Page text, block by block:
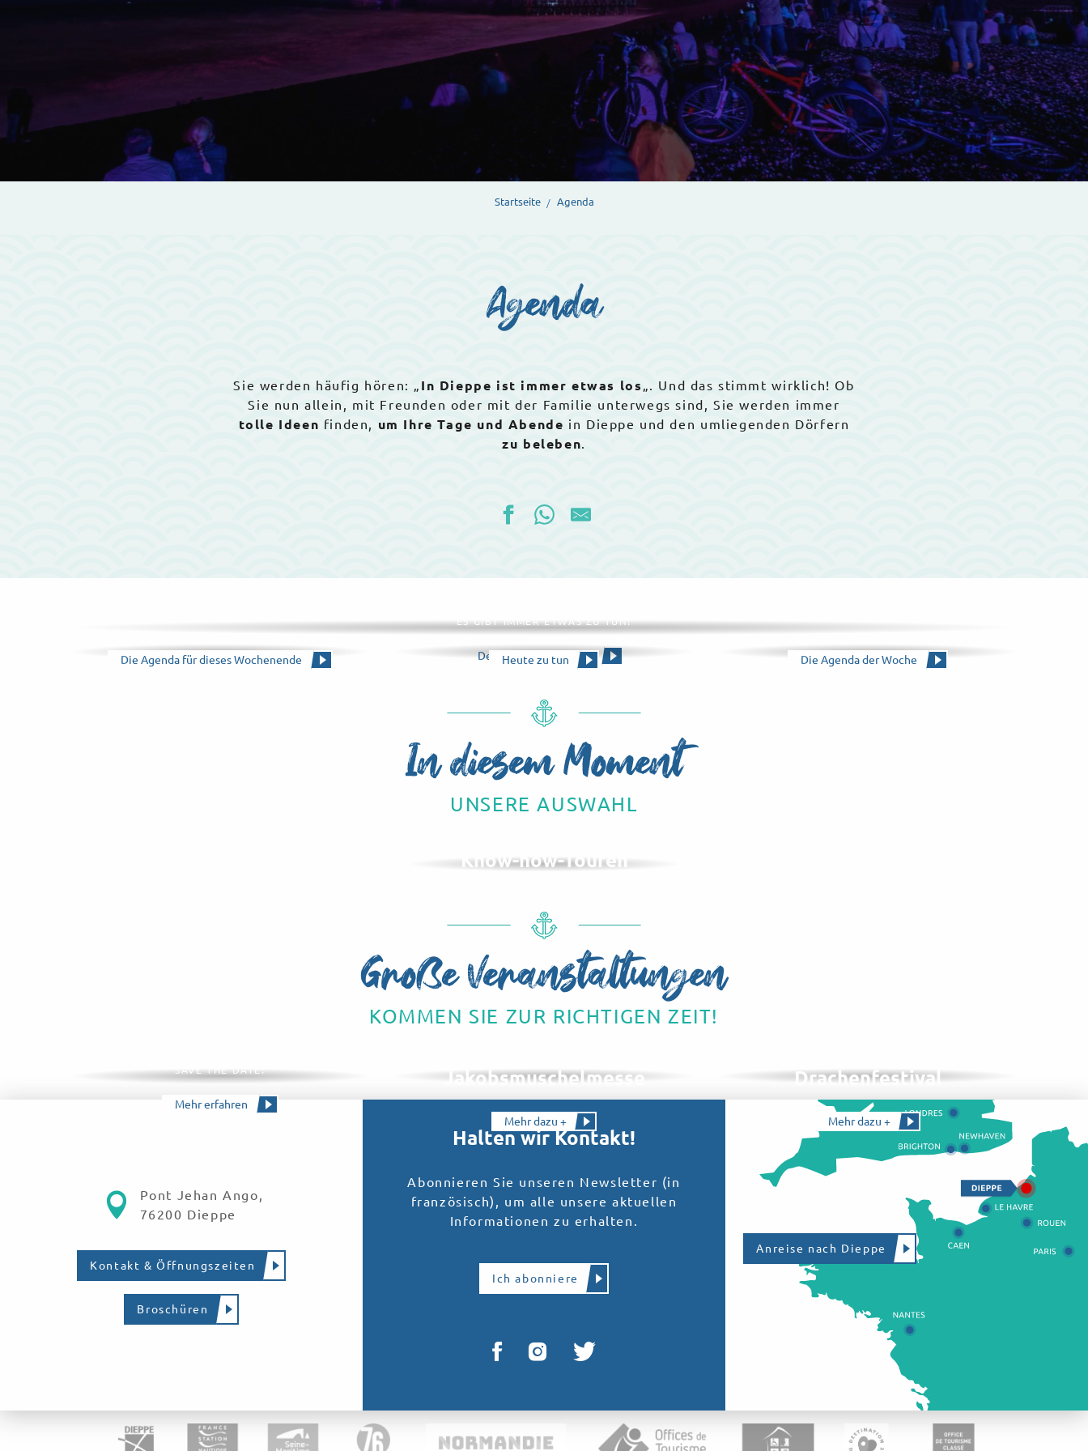
Startseite Agenda
Agenda
Sie werden häufig hören: „ In Dieppe ist immer etwas los „. Und das stimmt wirklich! Ob
Sie nun allein, mit Freunden oder mit der Familie unterwegs sind, Sie werden immer
tolle Ideen finden, um Ihre Tage und Abende in Dieppe und den umliegenden Dörfern
zu beleben.
ES GIBT IMMER ETWAS ZU TUN!
Den Kalender ansehen
Die Agenda für dieses Wochenende Heute zu tun Die Agenda der Woche
In diesem Moment
UNSERE AUSWAHL
Know-how-Touren
Große Veranstaltungen
KOMMEN SIE ZUR RICHTIGEN ZEIT!
SAVE THE DATE!
Mehr erfahren
Jakobsmuschelmesse
Mehr dazu +
Drachenfestival
Mehr dazu +
Pont Jehan Ango,
76200 Dieppe
Kontakt & Öffnungszeiten
Broschüren
Halten wir Kontakt!
Abonnieren Sie unseren Newsletter (in
französisch), um alle unsere aktuellen
Informationen zu erhalten.
Ich abonniere
Anreise nach Dieppe